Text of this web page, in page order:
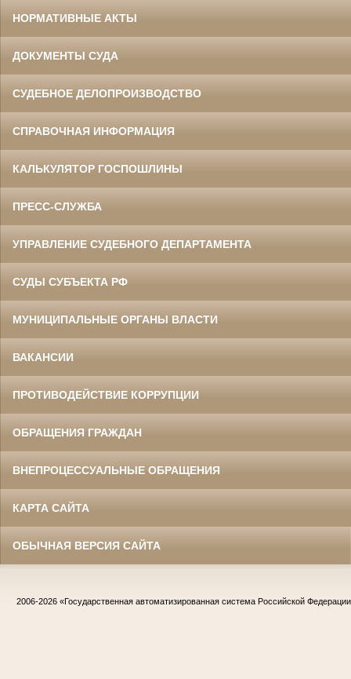
НОРМАТИВНЫЕ АКТЫ
ДОКУМЕНТЫ СУДА
СУДЕБНОЕ ДЕЛОПРОИЗВОДСТВО
СПРАВОЧНАЯ ИНФОРМАЦИЯ
КАЛЬКУЛЯТОР ГОСПОШЛИНЫ
ПРЕСС-СЛУЖБА
УПРАВЛЕНИЕ СУДЕБНОГО ДЕПАРТАМЕНТА
СУДЫ СУБЪЕКТА РФ
МУНИЦИПАЛЬНЫЕ ОРГАНЫ ВЛАСТИ
ВАКАНСИИ
ПРОТИВОДЕЙСТВИЕ КОРРУПЦИИ
ОБРАЩЕНИЯ ГРАЖДАН
ВНЕПРОЦЕССУАЛЬНЫЕ ОБРАЩЕНИЯ
КАРТА САЙТА
ОБЫЧНАЯ ВЕРСИЯ САЙТА
2006-2026 «Государственная автоматизированная система Российской